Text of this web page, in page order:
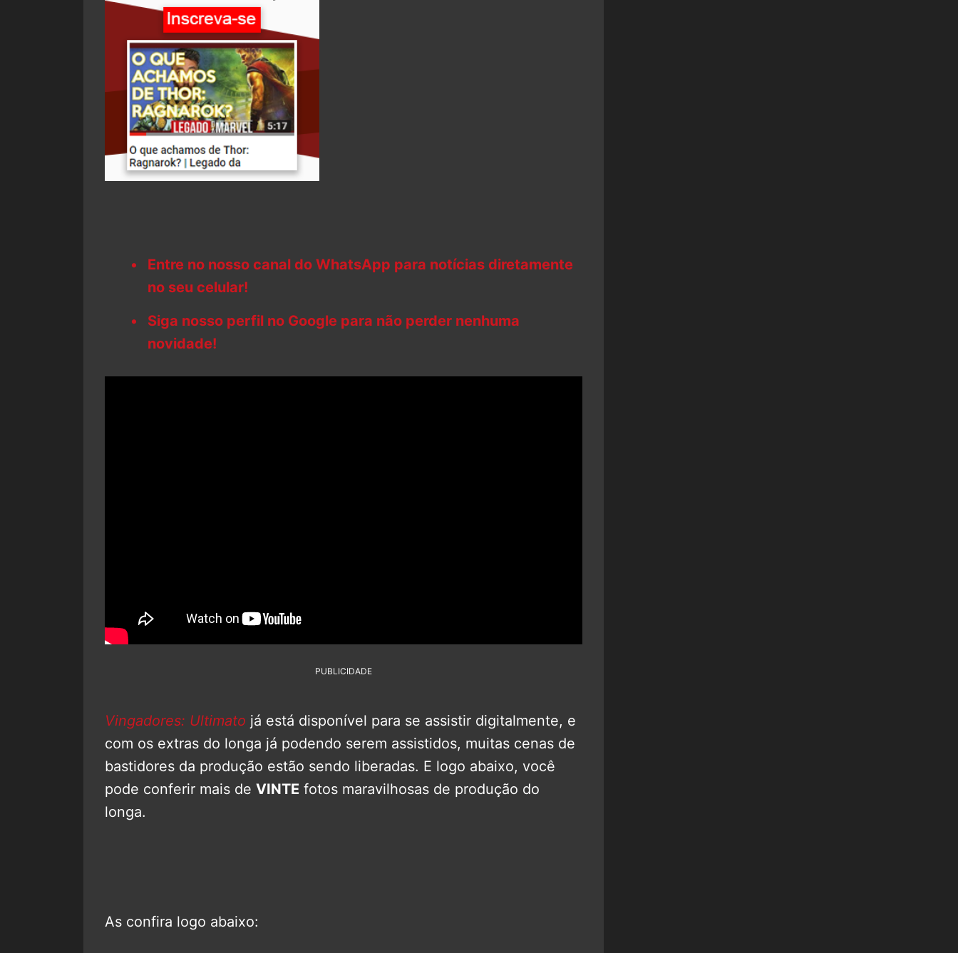
Entre no nosso canal do WhatsApp para notícias diretamente
no seu celular!
Siga nosso perfil no Google para não perder nenhuma
novidade!
PUBLICIDADE
Vingadores: Ultimato já está disponível para se assistir digitalmente, e
com os extras do longa já podendo serem assistidos, muitas cenas de
bastidores da produção estão sendo liberadas. E logo abaixo, você
pode conferir mais de VINTE fotos maravilhosas de produção do
longa.
As confira logo abaixo: